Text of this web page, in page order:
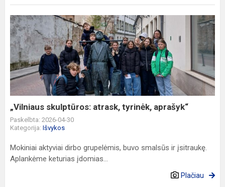
„Vilniaus
skulptūros:
atrask,
tyrinėk,
aprašyk“
„Vilniaus skulptūros: atrask, tyrinėk, aprašyk“
Paskelbta: 2026-04-30
Kategorija: Išvykos
Mokiniai aktyviai dirbo grupelėmis, buvo smalsūs ir įsitraukę.
Aplankėme keturias įdomias...
Plačiau